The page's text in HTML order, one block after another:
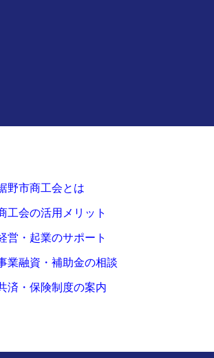
野市商工会とは
工会の活用メリット
営・起業のサポート
業融資・補助金の相談
済・保険制度の案内